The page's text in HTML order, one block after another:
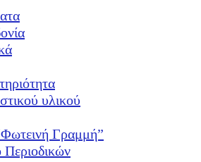
υλικού
Γραμμή”
Περιοδικών